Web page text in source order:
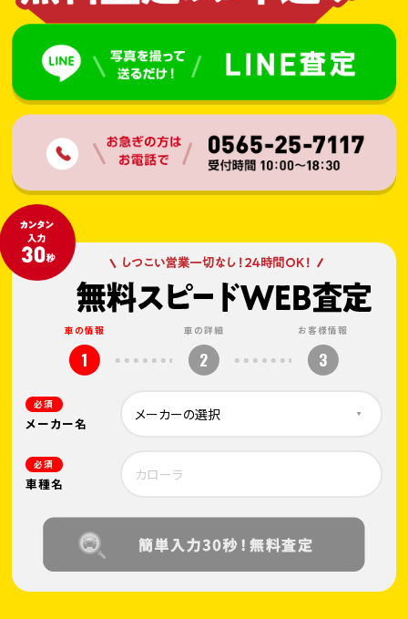
車の情報
1
車の詳細
2
お客様情報
3
必須
メーカー名
必須
車種名